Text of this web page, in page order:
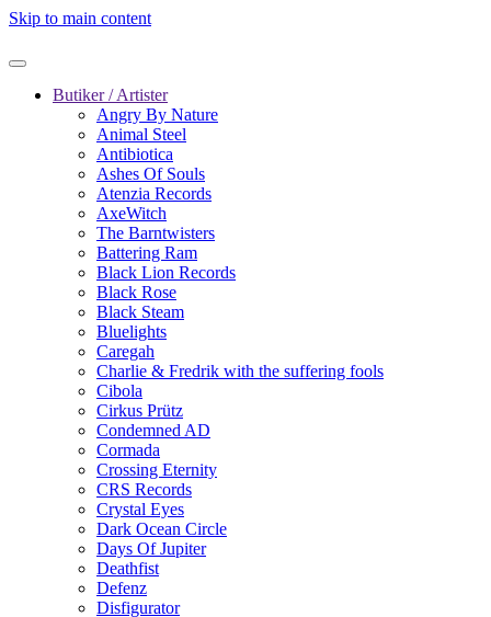
Skip to main content
Butiker / Artister
Angry By Nature
Animal Steel
Antibiotica
Ashes Of Souls
Atenzia Records
AxeWitch
The Barntwisters
Battering Ram
Black Lion Records
Black Rose
Black Steam
Bluelights
Caregah
Charlie & Fredrik with the suffering fools
Cibola
Cirkus Prütz
Condemned AD
Cormada
Crossing Eternity
CRS Records
Crystal Eyes
Dark Ocean Circle
Days Of Jupiter
Deathfist
Defenz
Disfigurator